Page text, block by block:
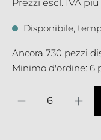
Prezzi escl. IVA
Disponibile,
Ancora 730 pezzi
Minimo d'ordine: 6